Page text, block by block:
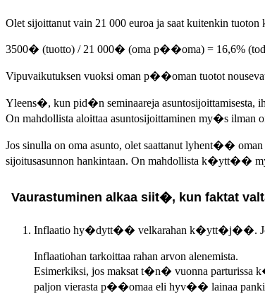
Olet sijoittanut vain 21 000 euroa ja saat kuitenkin tuoton
3500� (tuotto) / 21 000� (oma p��oma) = 16,6%
Vipuvaikutuksen vuoksi oman p��oman tuotot
Yleens�, kun pid�n seminaareja asuntosijoittamisesta,
On mahdollista aloittaa asuntosijoittaminen my�s
Jos sinulla on oma asunto, olet saattanut lyhent��
sijoitusasunnon hankintaan. On mahdollista k�ytt��
Vaurastuminen alkaa siit�, kun faktat
Inflaatio hy�dytt�� velkarahan k�ytt�j��.
Inflaatiohan tarkoittaa rahan arvon alenemista.
Esimerkiksi, jos maksat t�n� vuonna parturissa
paljon vierasta p��omaa eli hyv�� lainaa